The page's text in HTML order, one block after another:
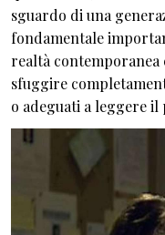
sguardo di una
fondamentale
realtà
sfuggire
o adeguati a leggere il